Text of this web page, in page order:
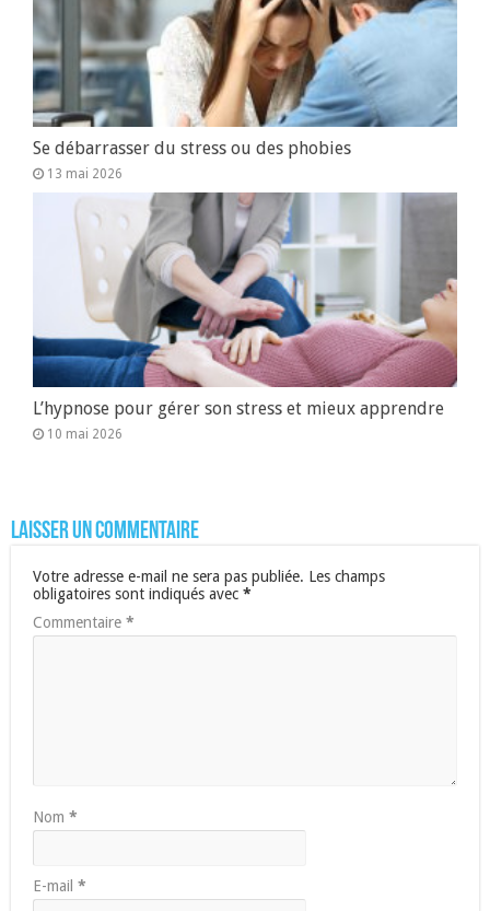
Se débarrasser du stress ou des phobies
13 mai 2026
L’hypnose pour gérer son stress et mieux apprendre
10 mai 2026
Laisser un commentaire
Votre adresse e-mail ne sera pas publiée. Les champs
obligatoires sont indiqués avec *
Commentaire *
Nom *
E-mail *